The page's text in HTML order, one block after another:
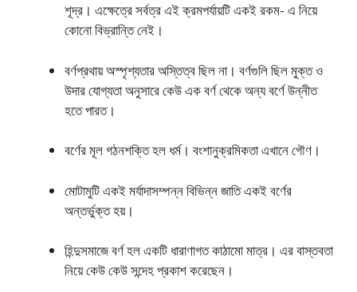
শূদ্র। এক্ষেত্রে সর্বত্র এই ক্রমপর্যায়টি একই রকম- এ নিয়ে
কোনাে বিভ্রান্তি নেই।
বর্ণপ্রথায় অস্পৃশ্যতার অস্তিত্ব ছিল না। বর্ণগুলি ছিল মুক্ত ও
উদার যােগ্যতা অনুসারে কেউ এক বর্ণ থেকে অন্য বর্ণে উন্নীত
হতে পারত।
বর্ণের মূল গঠনশক্তি হল ধর্ম। বংশানুক্রমিকতা এখানে গৌণ।
মােটামুটি একই মর্যাদাসম্পন্ন বিভিন্ন জাতি একই বর্ণের
অন্তর্ভুক্ত হয়।
হিন্দুসমাজে বর্ণ হল একটি ধারাণাগত কাঠামাে মাত্র। এর বাস্তবতা
নিয়ে কেউ কেউ সন্দেহ প্রকাশ করেছেন।